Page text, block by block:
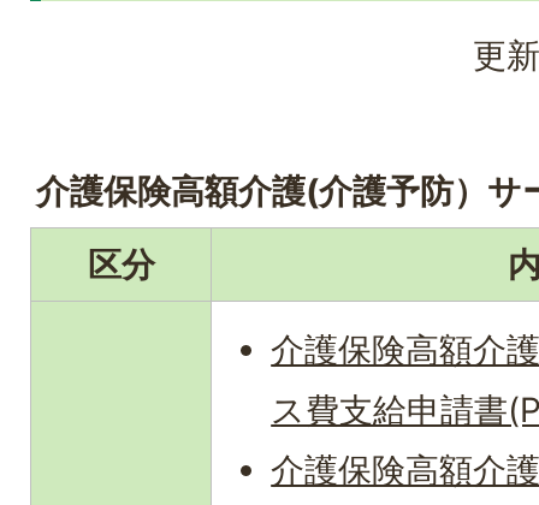
更
介護保険高額介護(介護予防）サ
区分
介護保険高額介
ス費支給申請書
介護保険高額介